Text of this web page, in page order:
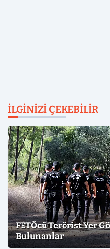
İLGINIZI ÇEKEBILIR
FETÖcü Terörist Yer
Bulunanlar